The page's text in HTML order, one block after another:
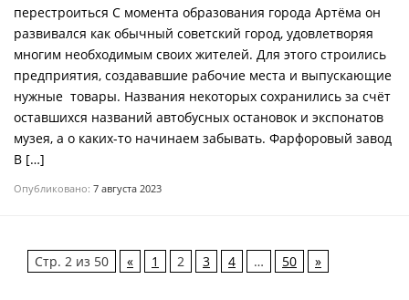
перестроиться С момента образования города Артёма он
развивался как обычный советский город, удовлетворяя
многим необходимым своих жителей. Для этого строились
предприятия, создававшие рабочие места и выпускающие
нужные товары. Названия некоторых сохранились за счёт
оставшихся названий автобусных остановок и экспонатов
музея, а о каких-то начинаем забывать. Фарфоровый завод
В […]
Опубликовано: 7 августа 2023
Стр. 2 из 50 « 1 2 3 4 … 50 »